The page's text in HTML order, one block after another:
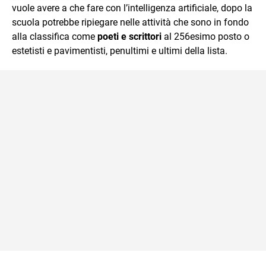
vuole avere a che fare con l’intelligenza artificiale, dopo la
scuola potrebbe ripiegare nelle attività che sono in fondo
alla classifica come poeti e scrittori al 256esimo posto o
estetisti e pavimentisti, penultimi e ultimi della lista.